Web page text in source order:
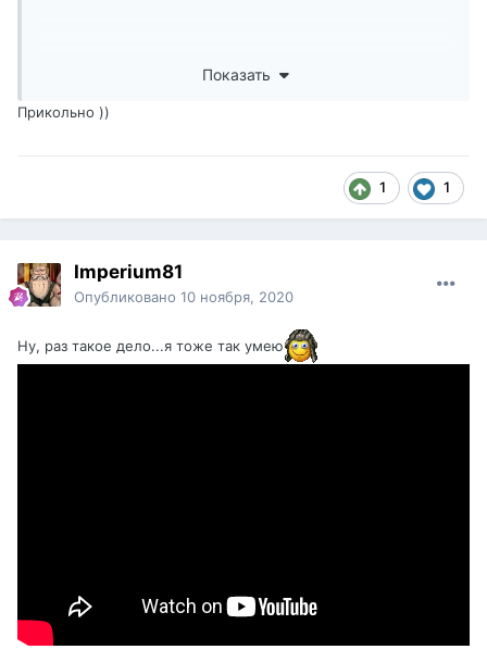
Показать
Прикольно ))
1 1
Imperium81
Опубликовано 10 ноября, 2020
Ну, раз такое дело...я тоже так умею